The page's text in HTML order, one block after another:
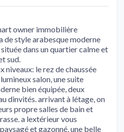
owner immobilière
de style arabesque moderne
dans un quartier calme et
sud.
niveaux: le rez de chaussée
salon, une suite
bien équipée, deux
dinvités. arrivant à létage, on
propre salles de bain et
a lextérieur vous
et gazonné, une belle